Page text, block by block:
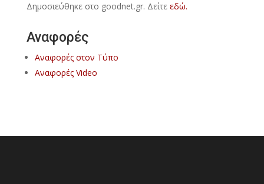
Δημοσιεύθηκε στο goodnet.gr. Δείτε εδώ.
Αναφορές
Αναφορές στον Τύπο
Αναφορές Video